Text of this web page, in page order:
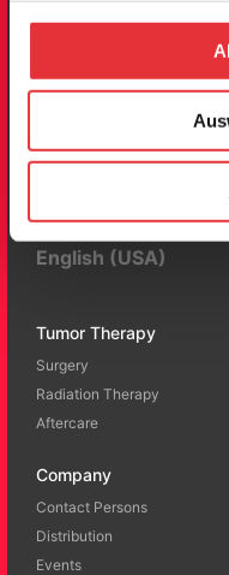
Clinical Cases
English (USA)
Tumor Therapy
Surgery
Radiation Therapy
Aftercare
Company
Contact Persons
Distribution
Events